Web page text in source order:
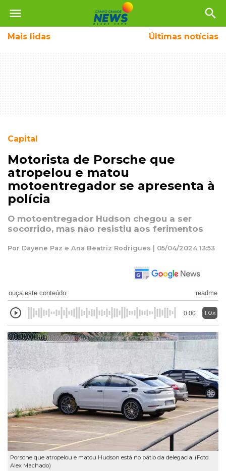
menu search
Mais lidas Últimas notícias
Capital
Motorista de Porsche que
atropelou e matou
motoentregador se apresenta à
polícia
O motoentregador Hudson chegou a ser
socorrido, mas não resistiu aos ferimentos
Por Dayene Paz e Ana Beatriz Rodrigues | 05/04/2024 13:53
ouça este conteúdo readme
0:00 1.0x
Porsche que atropelou e matou Hudson está no pátio da delegacia. (Foto:
Alex Machado)